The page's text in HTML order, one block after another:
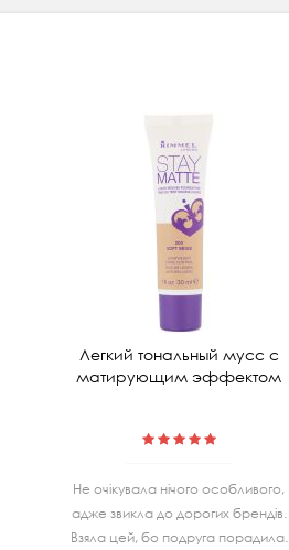
Легкий тональный мусс с
матирующим эффектом
Не очiкувала нiчого особливого,
адже звикла до дорогих брендiв.
Взяла цей, бо подруга порадила.